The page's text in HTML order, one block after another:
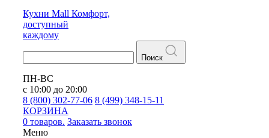
Кухни Mall Комфорт,
доступный
каждому
Поиск
ПН-ВС
с 10:00 до 20:00
8 (800) 302-77-06 8 (499) 348-15-11
КОРЗИНА
0 товаров. Заказать звонок
Меню